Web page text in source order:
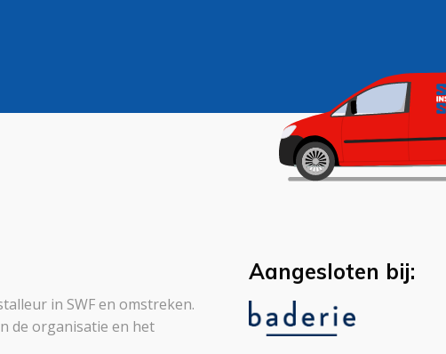
in SWF en omstreken.
de organisatie en het
Aangesloten bij: